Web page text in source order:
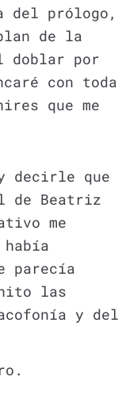
del prólogo,
de la
doblar por
con toda
que me
decirle que
de Beatriz
me
parecía
las
y del